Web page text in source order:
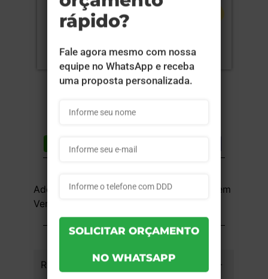
Lista de desejos
Adesivo Vinil 90g - 4x0 - 119,6x56,3 - Sem
Verniz - 1 unid
INFORMAÇÕES DO PRODUTO
Referência
dad99f75dfdb65 -